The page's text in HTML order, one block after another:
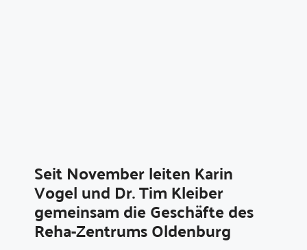
Seit November leiten Karin
Vogel und Dr. Tim Kleiber
gemeinsam die Geschäfte des
Reha-Zentrums Oldenburg